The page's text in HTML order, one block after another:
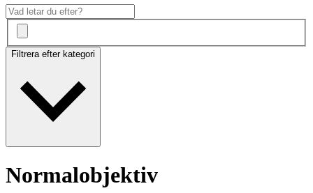
Filtrera efter kategori
Normalobjektiv